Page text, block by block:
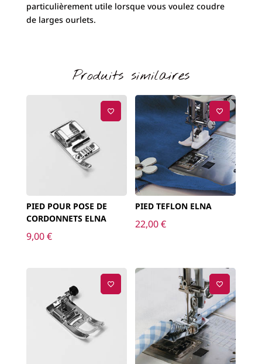
particulièrement utile lorsque vous voulez coudre
de larges ourlets.
Produits similaires
PIED POUR POSE DE
CORDONNETS ELNA
9,00€
PIED TEFLON ELNA
22,00€